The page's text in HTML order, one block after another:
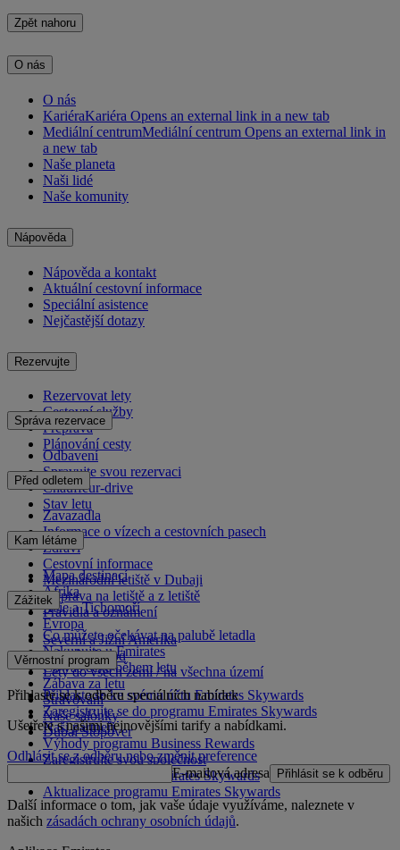
Zpět nahoru
O nás
O nás
KariéraKariéra Opens an external link in a new tab
Mediální centrumMediální centrum Opens an external link in
a new tab
Naše planeta
Naši lidé
Naše komunity
Nápověda
Nápověda a kontakt
Aktuální cestovní informace
Speciální asistence
Nejčastější dotazy
Rezervujte
Rezervovat lety
Cestovní služby
Přeprava
Plánování cesty
Správa rezervace
Odbavení
Spravujte svou rezervaci
Chauffeur-drive
Stav letu
Před odletem
Zavazadla
Informace o vízech a cestovních pasech
Zdraví
Cestovní informace
Mezinárodní letiště v Dubaji
Doprava na letiště a z letiště
Pravidla a oznámení
Kam létáme
Mapa destinací
Afrika
Asie a Tichomoří
Evropa
Severní a Jižní Amerika
Blízký východ
Lety do všech zemí / na všechna území
Zážitek
Co můžete očekávat na palubě letadla
Nakupujte u Emirates
Co vás čeká během letu
Zábava za letu
Stravování
Naše salónky
Dubai Stopover
Věrnostní program
Přihlaste se ke svému účtu Emirates Skywards
Zaregistrujte se do programu Emirates Skywards
Naši partneři
Výhody programu Business Rewards
Zaregistrujte svou společnost
Pravidla programu Emirates Skywards
Aktualizace programu Emirates Skywards
Přihlaste se k odběru speciálních nabídek
Ušetřete s našimi nejnovějšími tarify a nabídkami.
Odhlásit se z odběru nebo změnit preference
E-mailová adresa
Přihlásit se k odběru
Další informace o tom, jak vaše údaje využíváme, naleznete v
našich zásadách ochrany osobních údajů.